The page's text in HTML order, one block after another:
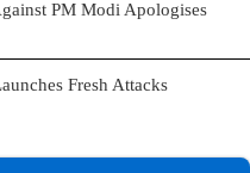
PM Modi Apologises
Fresh Attacks